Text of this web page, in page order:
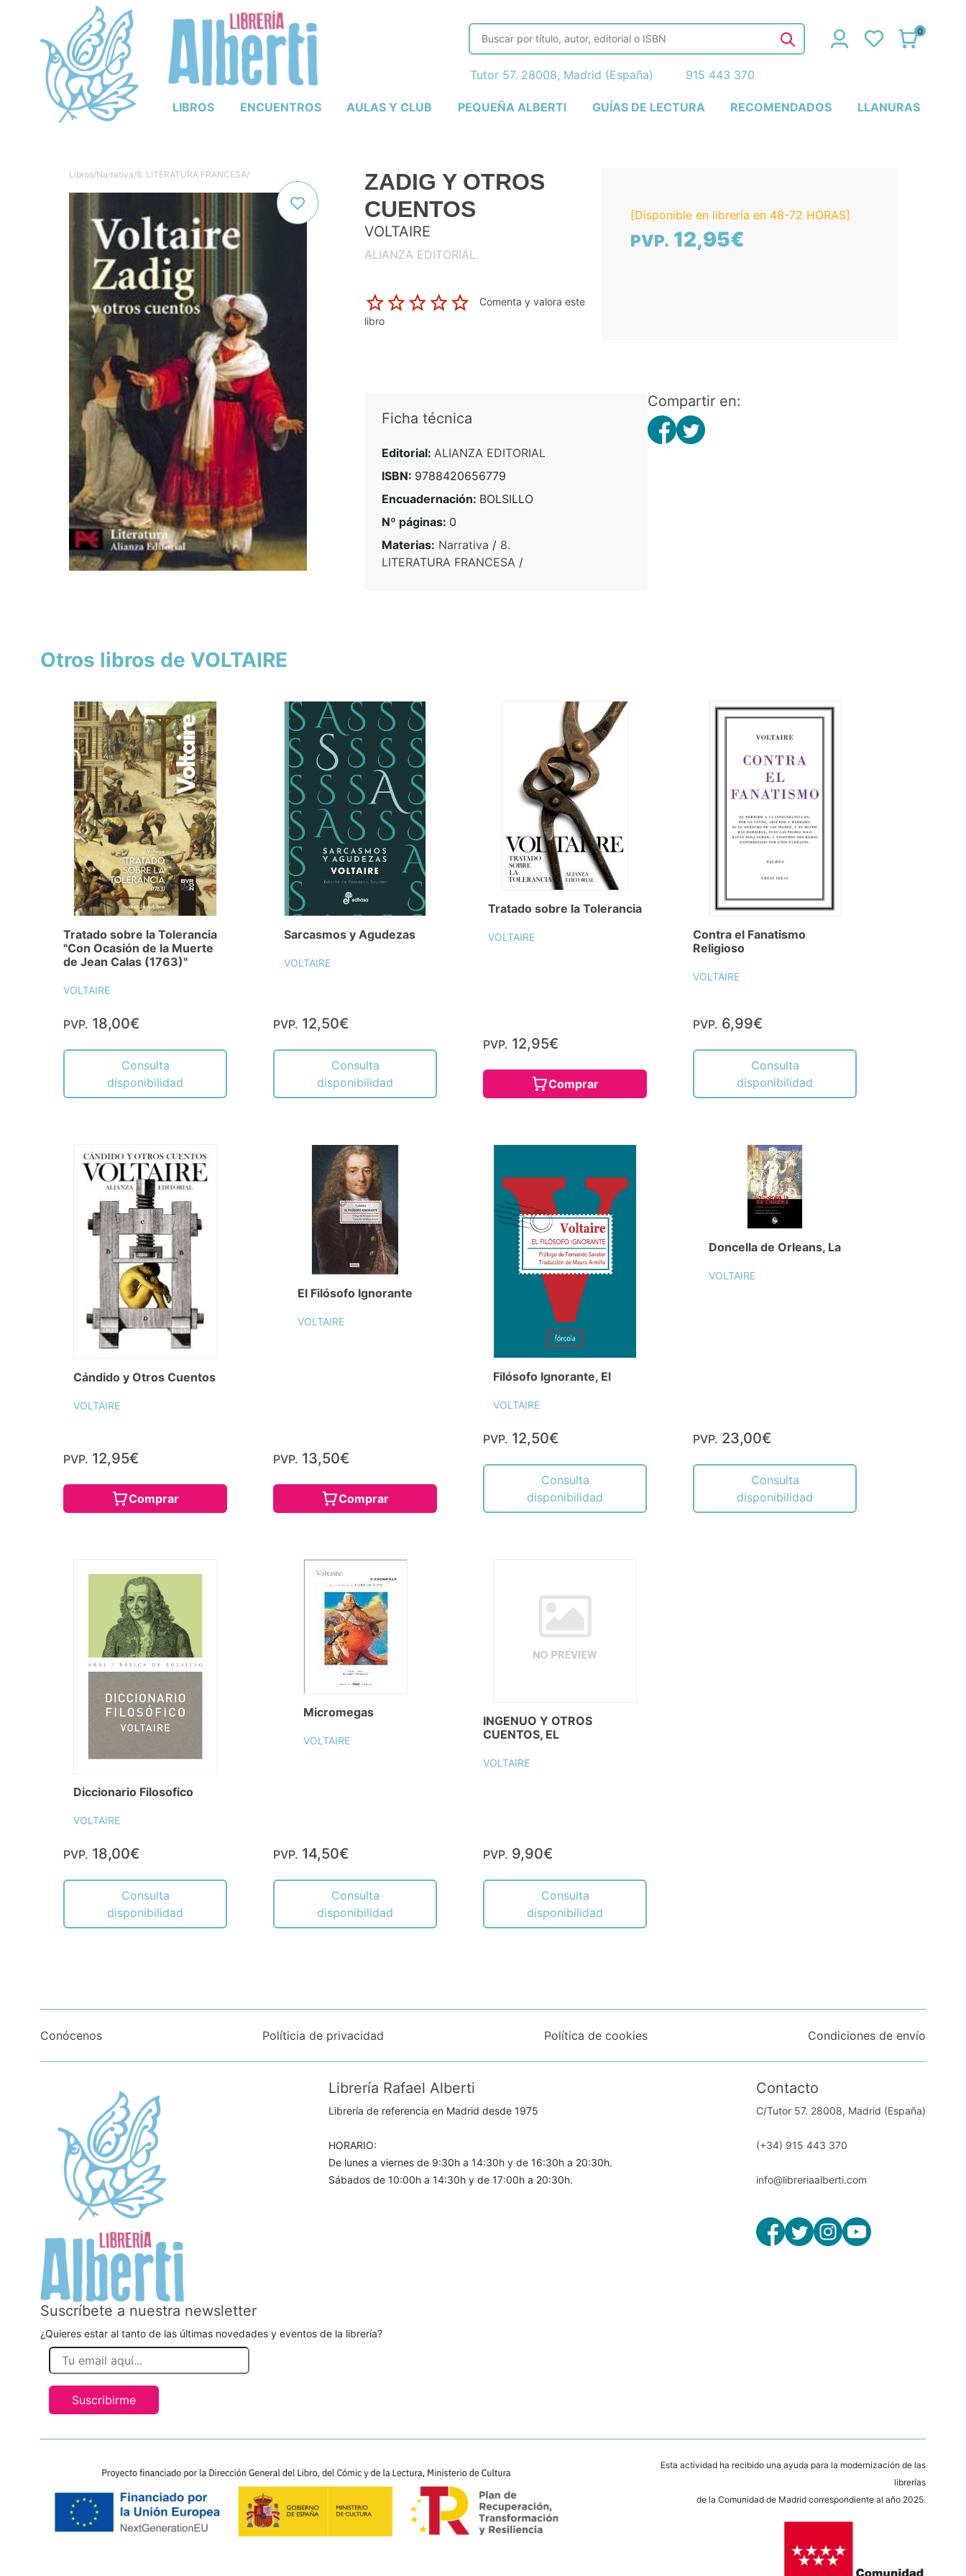
LIBROS ENCUENTROS AULAS Y CLUB PEQUEÑA ALBERTI GUÍAS DE LECTURA RECOMENDADOS LLANURAS
0
Tutor 57. 28008, Madrid (España) 915 443 370
Libros/Narrativa/8. LITERATURA FRANCESA/
ZADIG Y OTROS
CUENTOS
VOLTAIRE
ALIANZA EDITORIAL.
Comenta y valora este
libro
[Disponible en librería en 48-72 HORAS]
PVP. 12,95€
Ficha técnica
Editorial: ALIANZA EDITORIAL
ISBN: 9788420656779
Encuadernación: BOLSILLO
Nº páginas: 0
Materias: Narrativa / 8.
LITERATURA FRANCESA /
Compartir en:
Otros libros de VOLTAIRE
Tratado sobre la Tolerancia
"Con Ocasión de la Muerte
de Jean Calas (1763)"
VOLTAIRE
PVP. 18,00€
Consulta
disponibilidad
Sarcasmos y Agudezas
VOLTAIRE
PVP. 12,50€
Consulta
disponibilidad
Tratado sobre la Tolerancia
VOLTAIRE
PVP. 12,95€
Comprar
Contra el Fanatismo
Religioso
VOLTAIRE
PVP. 6,99€
Consulta
disponibilidad
Cándido y Otros Cuentos
VOLTAIRE
PVP. 12,95€
Comprar
El Filósofo Ignorante
VOLTAIRE
PVP. 13,50€
Comprar
Filósofo Ignorante, El
VOLTAIRE
PVP. 12,50€
Consulta
disponibilidad
Doncella de Orleans, La
VOLTAIRE
PVP. 23,00€
Consulta
disponibilidad
Diccionario Filosofico
VOLTAIRE
PVP. 18,00€
Consulta
disponibilidad
Micromegas
VOLTAIRE
PVP. 14,50€
Consulta
disponibilidad
INGENUO Y OTROS
CUENTOS, EL
VOLTAIRE
PVP. 9,90€
Consulta
disponibilidad
Conócenos Políticia de privacidad Política de cookies Condiciones de envío
Librería Rafael Alberti
Librería de referencia en Madrid desde 1975
HORARIO:
De lunes a viernes de 9:30h a 14:30h y de 16:30h a 20:30h.
Sábados de 10:00h a 14:30h y de 17:00h a 20:30h.
Contacto
C/Tutor 57. 28008, Madrid (España)
(+34) 915 443 370
info@libreriaalberti.com
Suscríbete a nuestra newsletter
¿Quieres estar al tanto de las últimas novedades y eventos de la librería?
Suscribirme
Esta actividad ha recibido una ayuda para la modernización de las
librerías
de la Comunidad de Madrid correspondiente al año 2025.